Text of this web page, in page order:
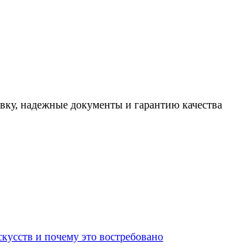
надежные документы и гарантию качества
и почему это востребовано